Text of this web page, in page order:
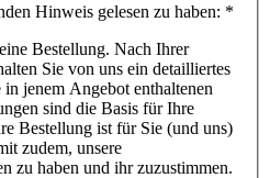
Hinweis gelesen zu haben: *
Bestellung. Nach Ihrer
Sie von uns ein detailliertes
jenem Angebot enthaltenen
sind die Basis für Ihre
Bestellung ist für Sie (und uns)
zudem, unsere
zu haben und ihr zuzustimmen.